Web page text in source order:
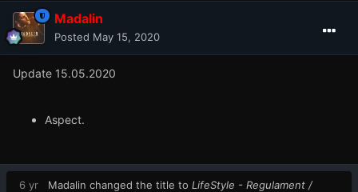
Madalin
Posted May 15, 2020
Update 15.05.2020
Aspect.
6 yr Madalin changed the title to LifeStyle - Regulament /